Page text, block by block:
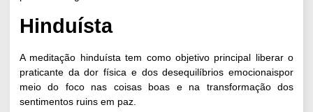
Hinduísta
A meditação hinduísta tem como objetivo principal liberar o
praticante da dor física e dos desequilíbrios emocionaispor
meio do foco nas coisas boas e na transformação dos
sentimentos ruins em paz.